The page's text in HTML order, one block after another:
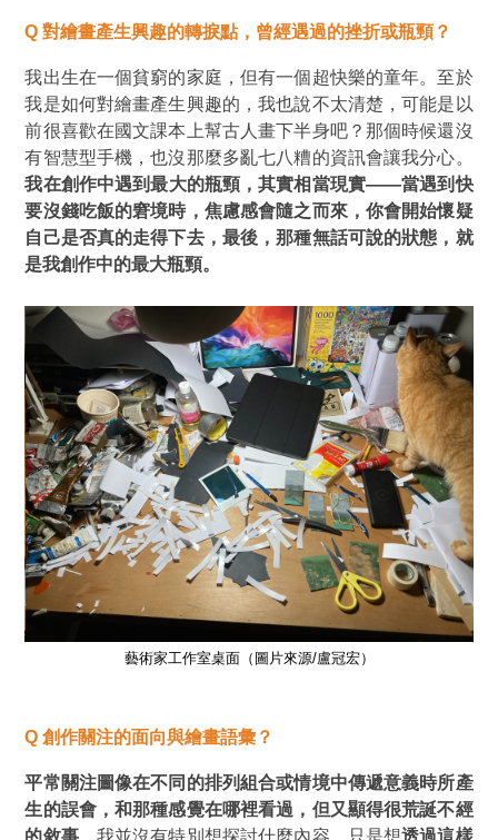
Q對繪畫產生興趣的轉捩點，曾經遇過的挫折或瓶頸？
我出生在一個貧窮的家庭，但有一個超快樂的童年。至於
我是如何對繪畫產生興趣的，我也說不太清楚，可能是以
前很喜歡在國文課本上幫古人畫下半身吧？那個時候還沒
有智慧型手機，也沒那麼多亂七八糟的資訊會讓我分心。
我在創作中遇到最大的瓶頸，其實相當現實——當遇到快
要沒錢吃飯的窘境時，焦慮感會隨之而來，你會開始懷疑
自己是否真的走得下去，最後，那種無話可說的狀態，就
是我創作中的最大瓶頸。
藝術家工作室桌面（圖片來源/盧冠宏）
Q創作關注的面向與繪畫語彙？
平常關注圖像在不同的排列組合或情境中傳遞意義時所產
生的誤會，和那種感覺在哪裡看過，但又顯得很荒誕不經
的敘事。我並沒有特別想探討什麼內容，只是想透過這樣